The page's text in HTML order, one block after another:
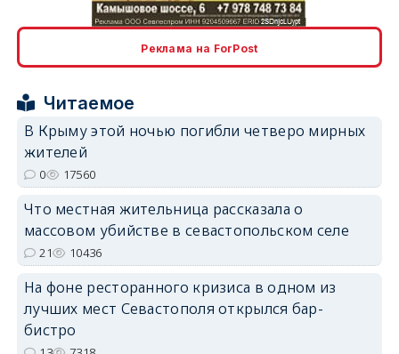
Реклама на ForPost
Читаемое
В Крыму этой ночью погибли четверо мирных
жителей
0 17560
Что местная жительница рассказала о
массовом убийстве в севастопольском селе
21 10436
На фоне ресторанного кризиса в одном из
лучших мест Севастополя открылся бар-
бистро